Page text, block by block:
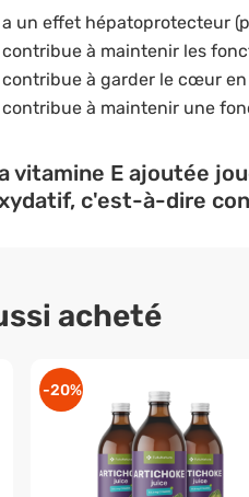
a un effet hépatoprotecteur
contribue à maintenir les
contribue à garder le cœur
contribue à maintenir une
vitamine E ajoutée
c'est-à-dire
acheté
-20%